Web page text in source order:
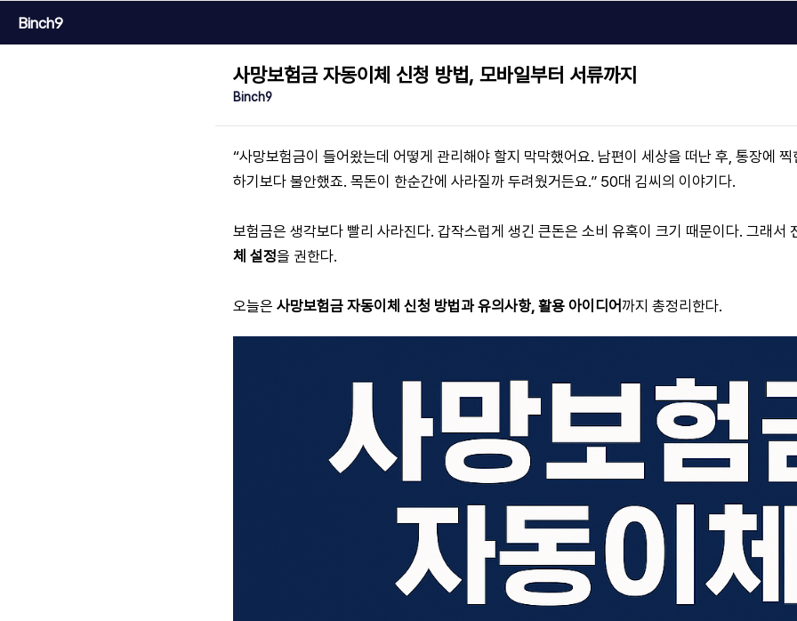
Binch9
사망보험금 자동이체 신청 방법, 모바일부터 서류까지
Binch9
“사망보험금이 들어왔는데 어떻게 관리해야 할지 막막했어요. 남편이 세상을 떠난 후, 통장에
하기보다 불안했죠. 목돈이 한순간에 사라질까 두려웠거든요.” 50대 김씨의 이야기다.
보험금은 생각보다 빨리 사라진다. 갑작스럽게 생긴 큰돈은 소비 유혹이 크기 때문이다. 그래서
체 설정을 권한다.
오늘은 사망보험금 자동이체 신청 방법과 유의사항, 활용 아이디어까지 총정리한다.